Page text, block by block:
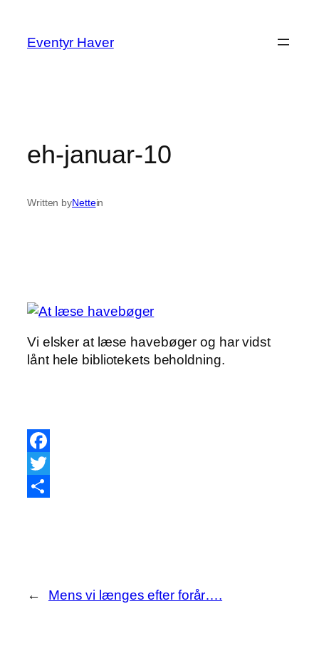
indhold
Eventyr Haver
eh-januar-10
Written byNettein
Vi elsker at læse havebøger og har vidst
lånt hele bibliotekets beholdning.
Facebook
Twitter
← Mens vi længes efter forår….